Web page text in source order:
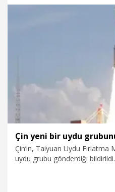
füze ve mühimmat alanında
Tayfun füzesi harp başlığı ve
noktasında yeni üretimler
Çin yeni bir uydu
Çin’in, Taiyuan Uydu
uydu grubu gönderdiği bildirildi.